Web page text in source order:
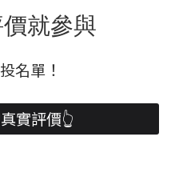
就參與
名單！
實評價👆